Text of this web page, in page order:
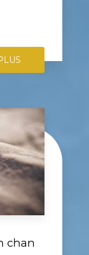
chan